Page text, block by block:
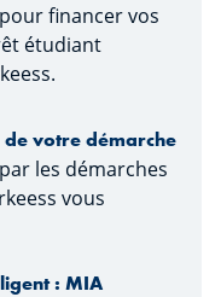
financer vos
étudiant
de votre démarche
les démarches
vous
: MIA